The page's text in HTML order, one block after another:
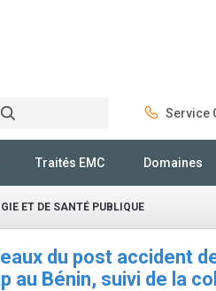
Service
Traités EMC Domaines
ET DE SANTÉ PUBLIQUE
du post accident
au Bénin, suivi de la